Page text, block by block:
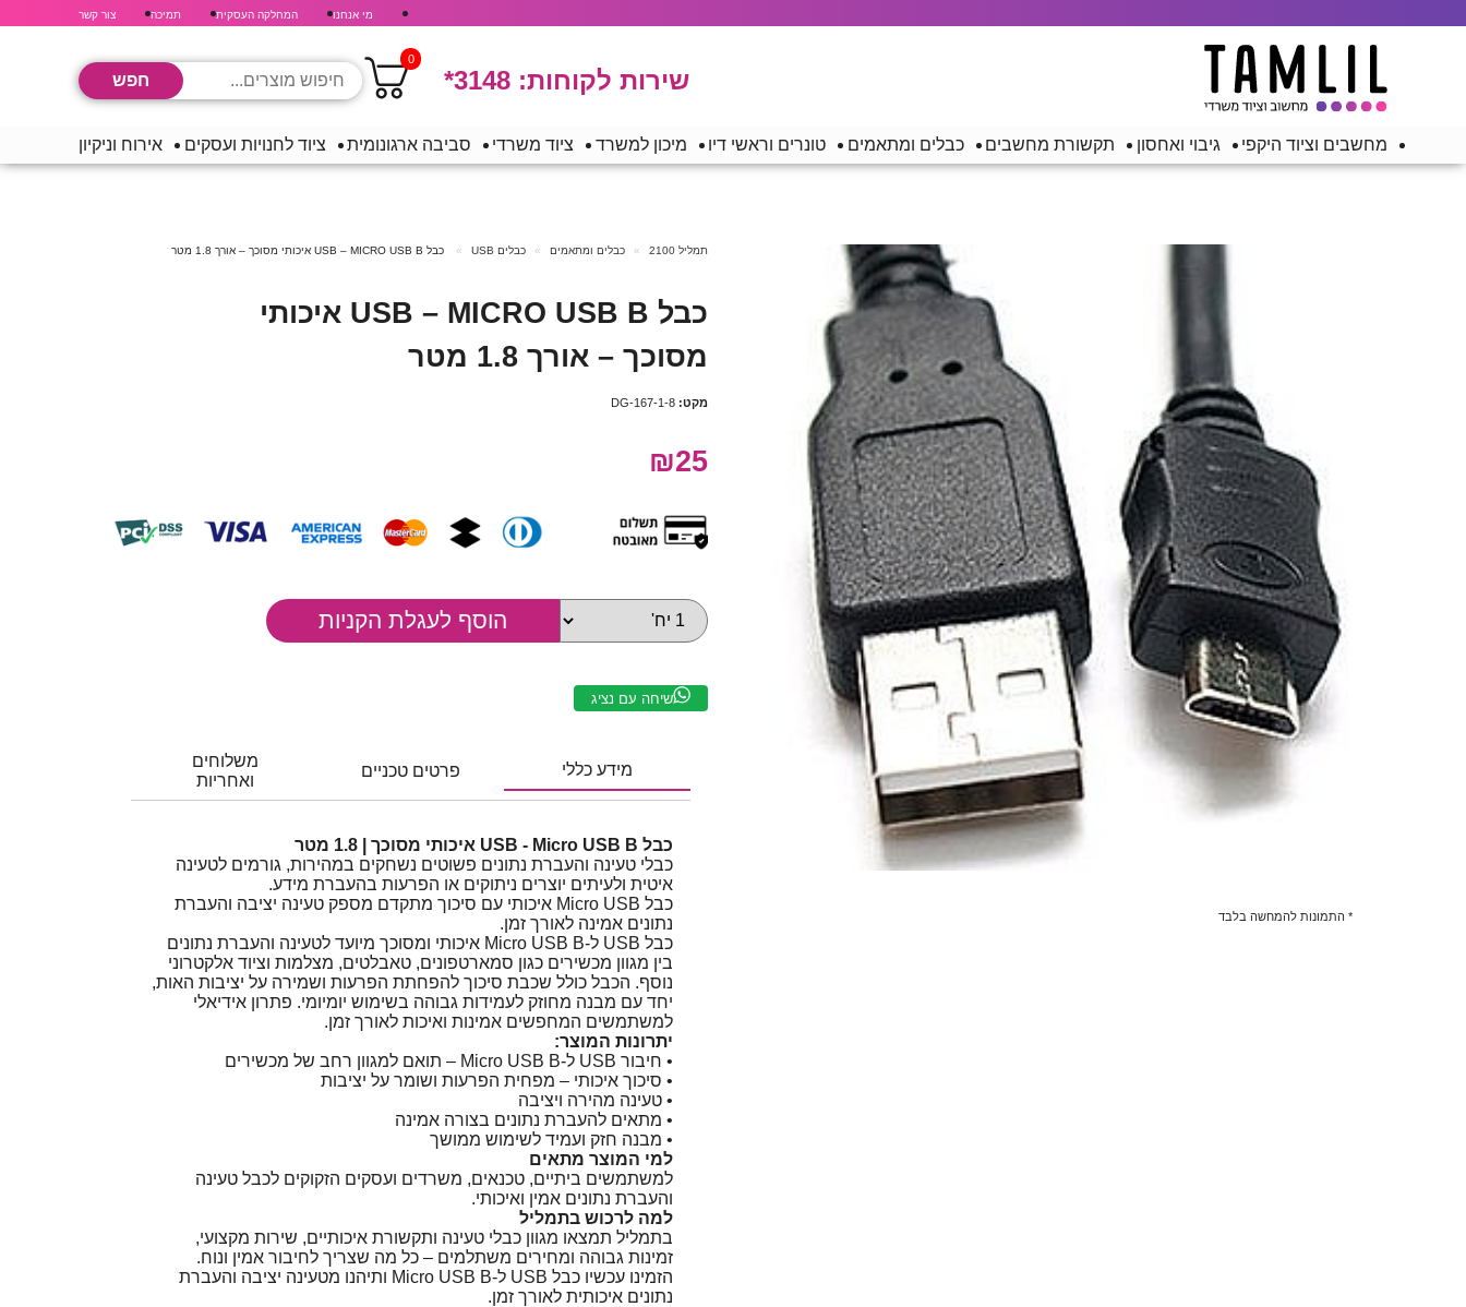
מי אנחנו המחלקה העסקית תמיכה צור קשר
שירות לקוחות: *3148
0
מחשבים וציוד היקפי גיבוי ואחסון תקשורת מחשבים כבלים ומתאמים טונרים וראשי דיו מיכון למשרד ציוד משרדי סביבה ארגונומית ציוד לחנויות ועסקים אירוח וניקיון
* התמונות להמחשה בלבד
תמליל 2100 כבלים ומתאמים כבלים USB כבל USB – MICRO USB B איכותי מסוכך – אורך 1.8 מטר
כבל USB – MICRO USB B איכותי
מסוכך – אורך 1.8 מטר
מקט: DG-167-1-8
₪25
שיחה עם נציג
מידע כללי פרטים טכניים
משלוחים
ואחריות
כבל USB - Micro USB B איכותי מסוכך | 1.8 מטר
כבלי טעינה והעברת נתונים פשוטים נשחקים במהירות, גורמים לטעינה
איטית ולעיתים יוצרים ניתוקים או הפרעות בהעברת מידע.
כבל Micro USB איכותי עם סיכוך מתקדם מספק טעינה יציבה והעברת
נתונים אמינה לאורך זמן.
כבל USB ל-Micro USB B איכותי ומסוכך מיועד לטעינה והעברת נתונים
בין מגוון מכשירים כגון סמארטפונים, טאבלטים, מצלמות וציוד אלקטרוני
נוסף. הכבל כולל שכבת סיכוך להפחתת הפרעות ושמירה על יציבות האות,
יחד עם מבנה מחוזק לעמידות גבוהה בשימוש יומיומי. פתרון אידיאלי
למשתמשים המחפשים אמינות ואיכות לאורך זמן.
יתרונות המוצר:
• חיבור USB ל-Micro USB B – תואם למגוון רחב של מכשירים
• סיכוך איכותי – מפחית הפרעות ושומר על יציבות
• טעינה מהירה ויציבה
• מתאים להעברת נתונים בצורה אמינה
• מבנה חזק ועמיד לשימוש ממושך
למי המוצר מתאים
למשתמשים ביתיים, טכנאים, משרדים ועסקים הזקוקים לכבל טעינה
והעברת נתונים אמין ואיכותי.
למה לרכוש בתמליל
בתמליל תמצאו מגוון כבלי טעינה ותקשורת איכותיים, שירות מקצועי,
זמינות גבוהה ומחירים משתלמים – כל מה שצריך לחיבור אמין ונוח.
הזמינו עכשיו כבל USB ל-Micro USB B ותיהנו מטעינה יציבה והעברת
נתונים איכותית לאורך זמן.